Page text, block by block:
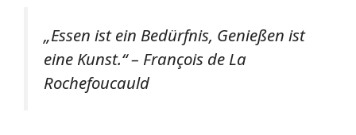
„Essen ist ein Bedürfnis, Genießen ist
eine Kunst.“ – François de La
Rochefoucauld